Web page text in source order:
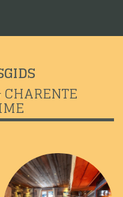
CHARENTE